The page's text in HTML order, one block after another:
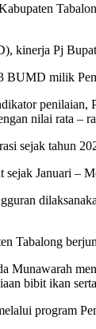
kinerja Pj
BUMD milik
nilai rata –
sejak tahun
Januari –
Tabalong
Munawarah
bibit ikan
program